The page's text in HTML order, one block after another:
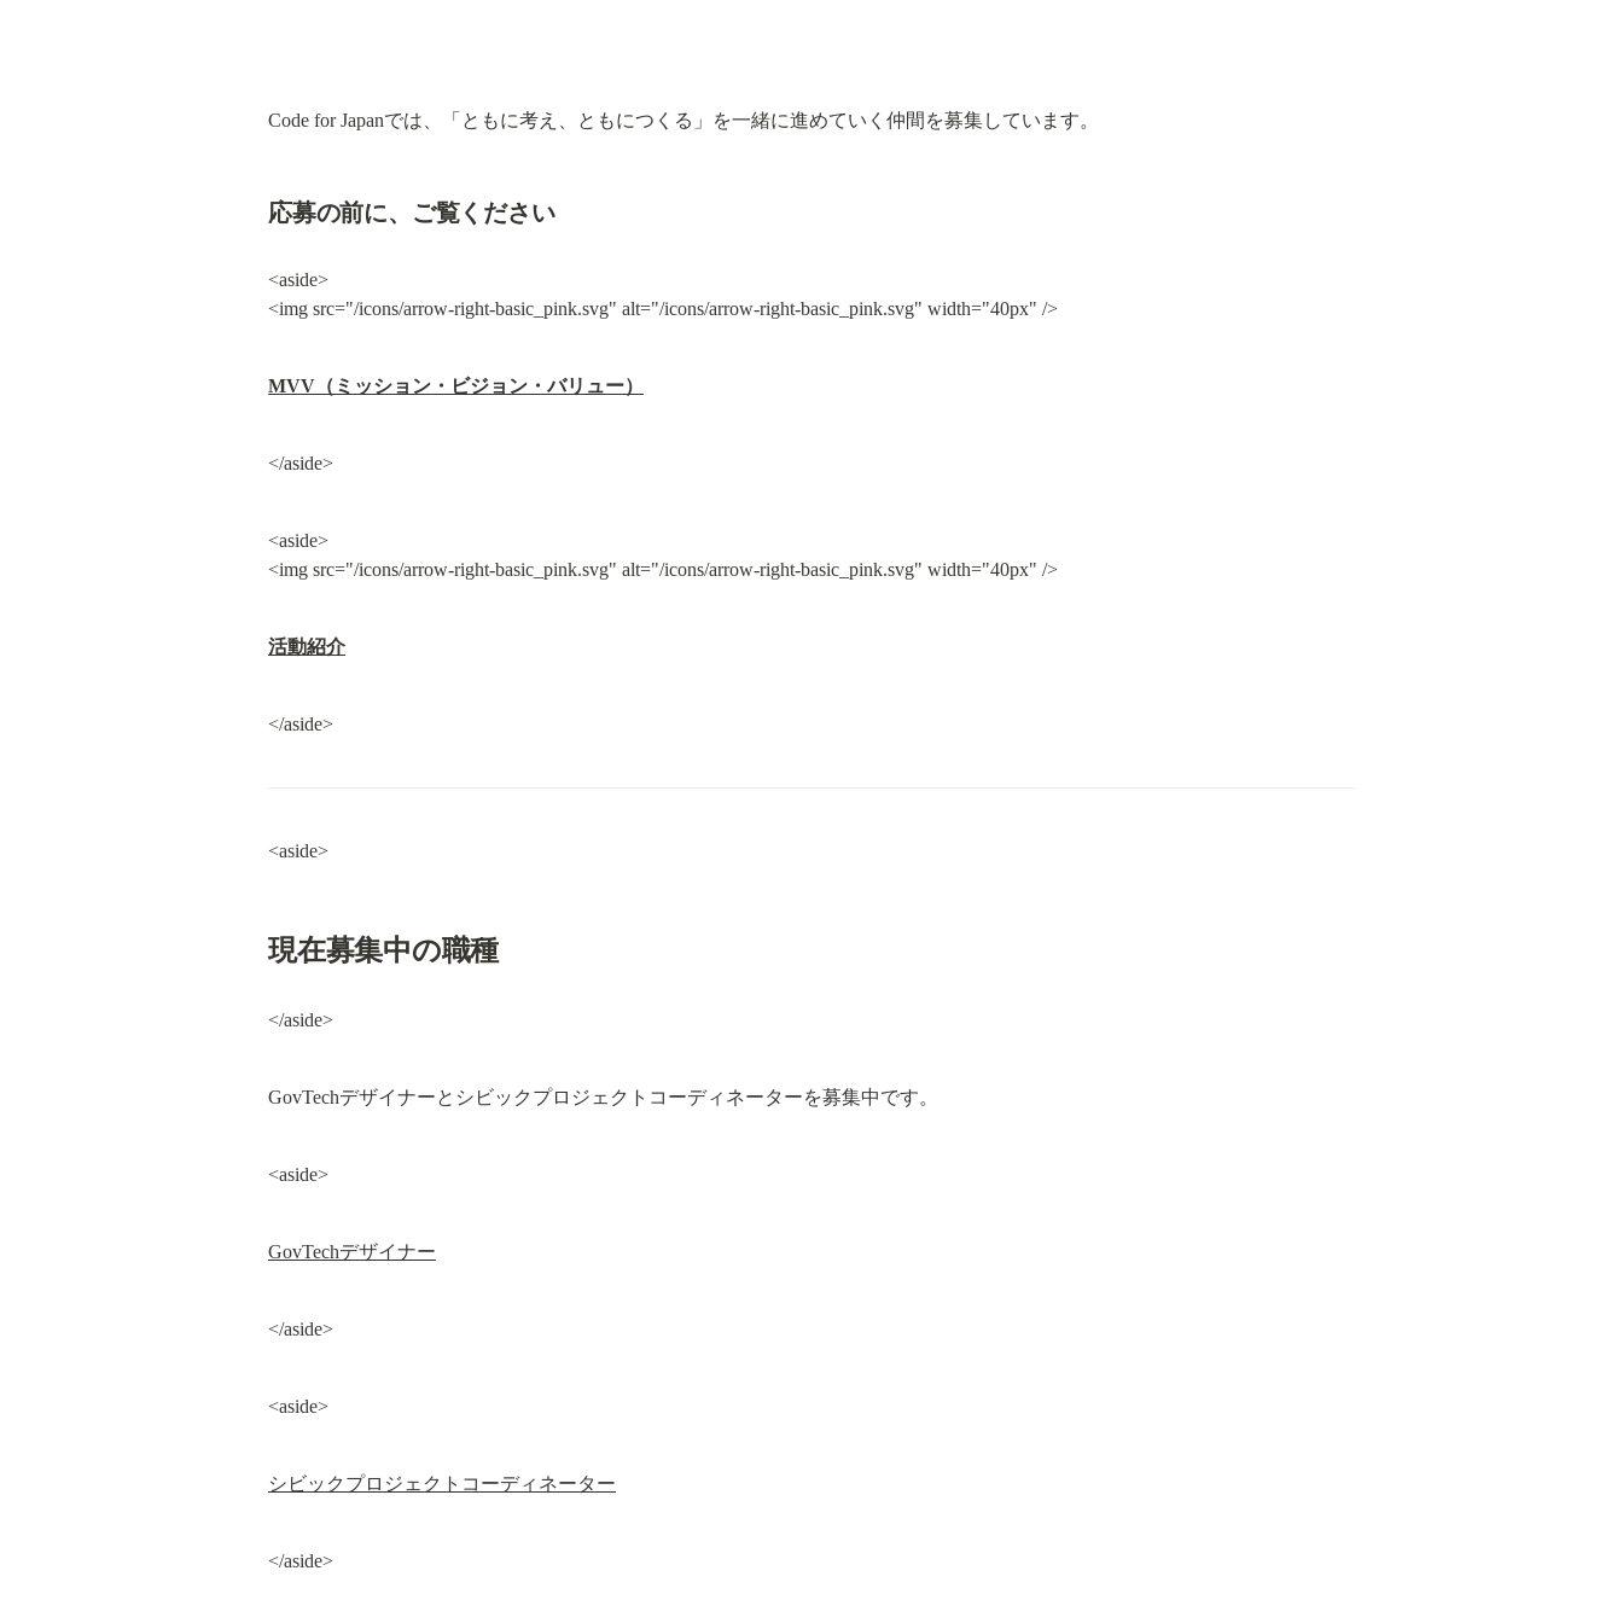
Code for Japanでは、「ともに考え、ともにつくる」を一緒に進めていく仲間を募集しています。
応募の前に、ご覧ください
<aside>
<img src="/icons/arrow-right-basic_pink.svg" alt="/icons/arrow-right-basic_pink.svg" width="40px" />
MVV（ミッション・ビジョン・バリュー）
</aside>
<aside>
<img src="/icons/arrow-right-basic_pink.svg" alt="/icons/arrow-right-basic_pink.svg" width="40px" />
活動紹介
</aside>
<aside>
現在募集中の職種
</aside>
GovTechデザイナーとシビックプロジェクトコーディネーターを募集中です。
<aside>
GovTechデザイナー
</aside>
<aside>
シビックプロジェクトコーディネーター
</aside>